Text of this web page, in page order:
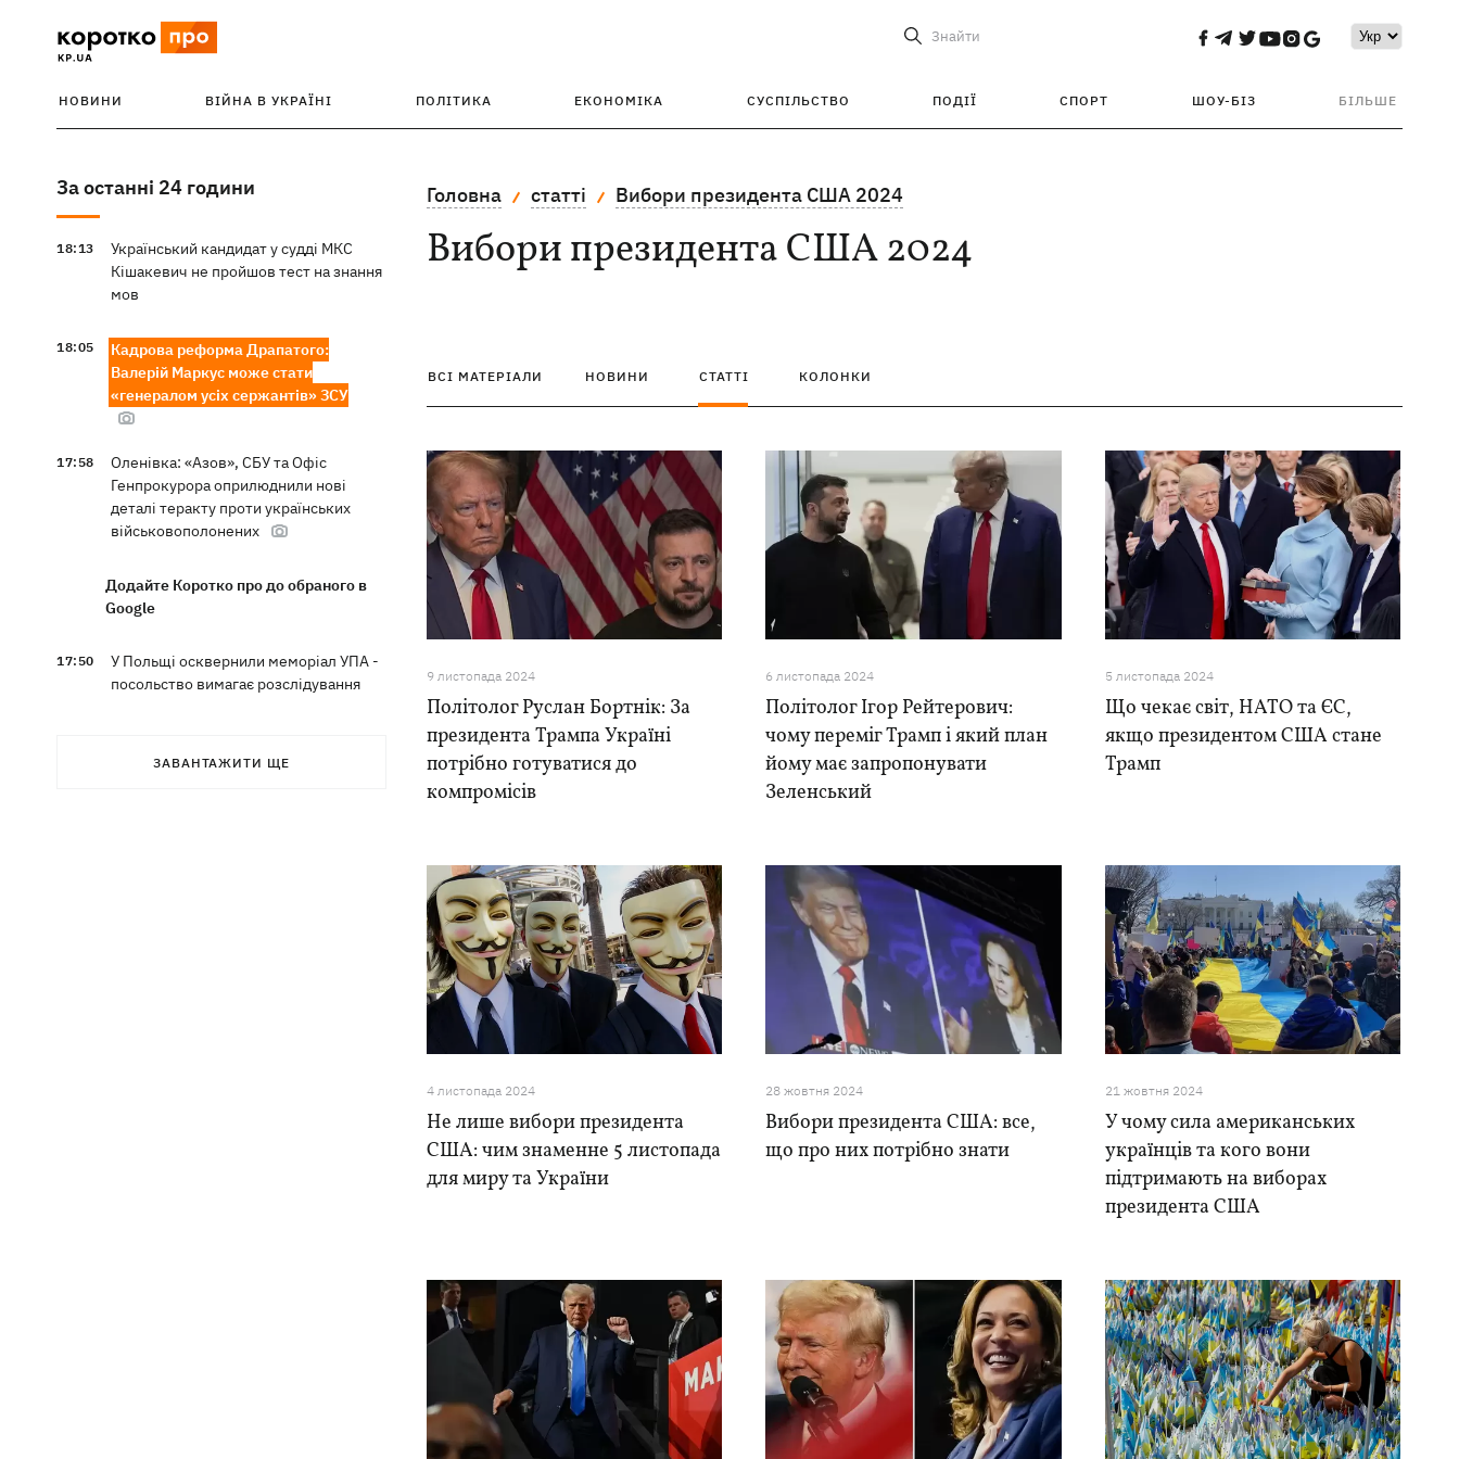
Знайти
НОВИНИ ВІЙНА В УКРАЇНІ ПОЛІТИКА ЕКОНОМІКА СУСПІЛЬСТВО ПОДІЇ СПОРТ ШОУ-БІЗ БІЛЬШЕ
За останні 24 години
18:13
Український кандидат у судді МКС
Кішакевич не пройшов тест на знання
мов
18:05
Кадрова реформа Драпатого:
Валерій Маркус може стати
«генералом усіх сержантів» ЗСУ
17:58
Оленівка: «Азов», СБУ та Офіс
Генпрокурора оприлюднили нові
деталі теракту проти українських
військовополонених
Додайте Коротко про до обраного в
Google
17:50
У Польщі осквернили меморіал УПА -
посольство вимагає розслідування
евакуювали людей – дві години вони
ЗАВАНТАЖИТИ ЩЕ
Головна статті Вибори президента США 2024
Вибори президента США 2024
ВСІ МАТЕРІАЛИ НОВИНИ СТАТТІ КОЛОНКИ
9 листопада 2024
Політолог Руслан Бортнік: За
президента Трампа Україні
потрібно готуватися до
компромісів
6 листопада 2024
Політолог Ігор Рейтерович:
чому переміг Трамп і який план
йому має запропонувати
Зеленський
5 листопада 2024
Що чекає світ, НАТО та ЄС,
якщо президентом США стане
Трамп
4 листопада 2024
Не лише вибори президента
США: чим знаменне 5 листопада
для миру та України
28 жовтня 2024
Вибори президента США: все,
що про них потрібно знати
21 жовтня 2024
У чому сила американських
українців та кого вони
підтримають на виборах
президента США